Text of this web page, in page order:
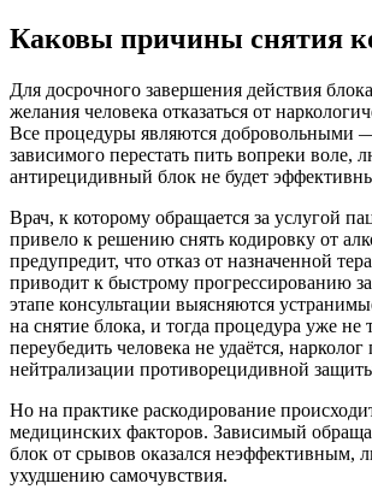
Каковы причины снятия
Для досрочного завершения действия
желания человека отказаться от
Все процедуры являются добровольными —
зависимого перестать пить вопреки воле,
антирецидивный блок не будет
Врач, к которому обращается за услугой
привело к решению снять кодировку от
предупредит, что отказ от назначенной
приводит к быстрому прогрессированию
этапе консультации выясняются
на снятие блока, и тогда процедура уже не
переубедить человека не удаётся, нарколог
нейтрализации противорецидивной
Но на практике раскодирование
медицинских факторов. Зависимый
блок от срывов оказался неэффективным,
ухудшению самочувствия.